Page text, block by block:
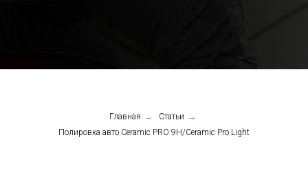
Главная → Статьи →
Полировка авто Ceramic PRO 9H/Ceramic Pro Light